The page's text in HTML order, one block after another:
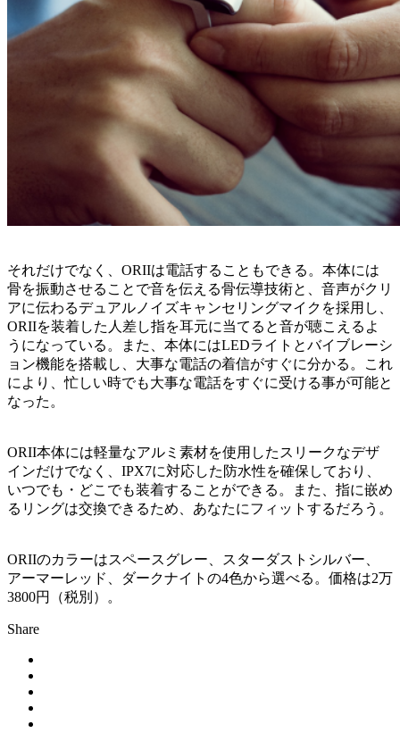
それだけでなく、ORIIは電話することもできる。本体には
骨を振動させることで音を伝える骨伝導技術と、音声がクリ
アに伝わるデュアルノイズキャンセリングマイクを採用し、
ORIIを装着した人差し指を耳元に当てると音が聴こえるよ
うになっている。また、本体にはLEDライトとバイブレーシ
ョン機能を搭載し、大事な電話の着信がすぐに分かる。これ
により、忙しい時でも大事な電話をすぐに受ける事が可能と
なった。
ORII本体には軽量なアルミ素材を使用したスリークなデザ
インだけでなく、IPX7に対応した防水性を確保しており、
いつでも・どこでも装着することができる。また、指に嵌め
るリングは交換できるため、あなたにフィットするだろう。
ORIIのカラーはスペースグレー、スターダストシルバー、
アーマーレッド、ダークナイトの4色から選べる。価格は2万
3800円（税別）。
Share